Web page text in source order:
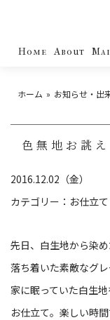
Home About
ホーム お知らせ・出
色無地お誂え
2016.12.02（金）
カテゴリー： お仕立
先日、白生地から染
落ち着いた素敵なグレ
家に眠っていた白生
お仕立て。楽しい時